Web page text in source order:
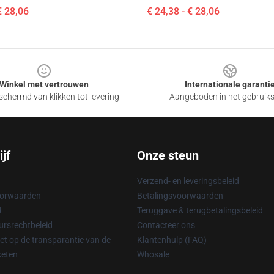
28,06 € 24,38 - € 28,06
Winkel met vertrouwen
van klikken tot levering
Internationale
Aangeboden in het
op de transparantie van de
Onze steun
Verzend- en leveringsbeleid
Betalingsvoorwaarden
Teruggave & terugbetalingsbeleid
Contacteer ons
Klantenhulp (FAQ)
Whosale